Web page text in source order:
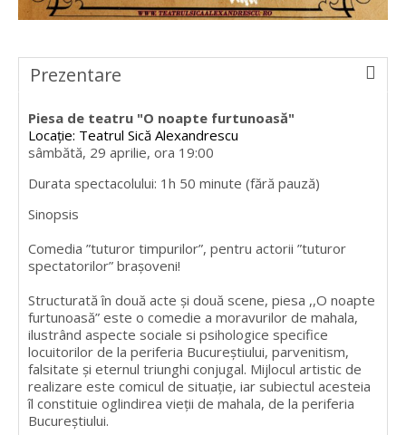
Prezentare
Piesa de teatru "O noapte furtunoasă"
Locație: Teatrul Sică Alexandrescu
sâmbătă, 29 aprilie, ora 19:00
Durata spectacolului: 1h 50 minute (fără pauză)
Sinopsis
Comedia ”tuturor timpurilor”, pentru actorii ”tuturor
spectatorilor” brașoveni!
Structurată în două acte și două scene, piesa ,,O noapte
furtunoasă” este o comedie a moravurilor de mahala,
ilustrând aspecte sociale si psihologice specifice
locuitorilor de la periferia Bucureștiului, parvenitism,
falsitate și eternul triunghi conjugal. Mijlocul artistic de
realizare este comicul de situație, iar subiectul acesteia
îl constituie oglindirea vieții de mahala, de la periferia
Bucureștiului.